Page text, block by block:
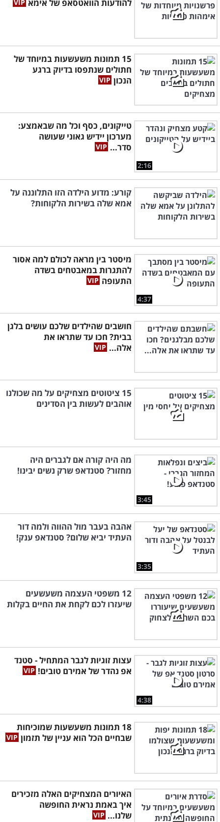
להודעות הוואטסאפ של אימא
15 תמונות משעשעות במיוחד של
חתולים שנתפסו בדיוק ברגע
הנכון
2:16
טייקונים, כסף וכל מה שבאמצע:
מערכון יידיש גאוני שעושה
סדר...
קורע: מדוע הילדה הזו התלוננה על
אמא שלה בשירות הלקוחות?
4:37
מיסטר בין מראה לכולם למה אסור
להתגרות במאבטחים בשדה
התעופה
חושבים שהילדים שלכם עושים בלגן
בבית? חכו עד שתראו את
אלה...
15 ציטוטים מצחיקים על מה שכולנו
אוהבים לעשות בין הסדינים
3:45
מה היה קורה אם לגברים היה
מחזור? סטנדאפ שרק נשים יבינו!
3:35
אהבה בעבר מול ההווה ולמה דור
העתיד יביא שלום? סטנדאפ ענק!
12 משפטי העצמה משעשעים
שיעזרו לכם לקחת את החיים בקלות
4:38
עצות זוגיות לגבר המתחיל - סטנד
אפ נהדר של אמירם טובים!
18 תמונות משעשעות שמוכיחות
שבחיים הכל הוא עניין של תזמון
האיורים המצחיקים האלה מזכירים
איך באמת נראית החופשה
שלנו...